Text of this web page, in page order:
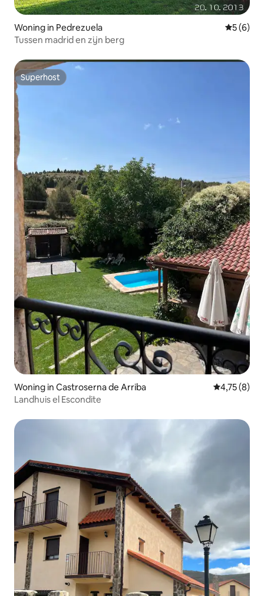
Woning in Pedrezuela
5 (6)
Tussen madrid en zijn berg
Superhost
Superhost
Woning in Castroserna de Arriba
4,75 (8)
Landhuis el Escondite